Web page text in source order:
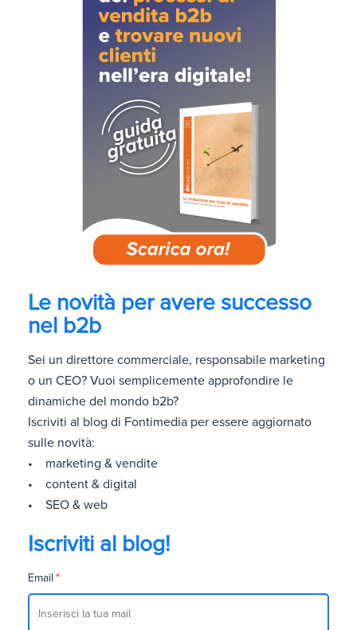
Le novità per avere successo
nel b2b
Sei un direttore commerciale, responsabile marketing
o un CEO? Vuoi semplicemente approfondire le
dinamiche del mondo b2b?
Iscriviti al blog di Fontimedia per essere aggiornato
sulle novità:
• marketing & vendite
• content & digital
• SEO & web
Iscriviti al blog!
Email *